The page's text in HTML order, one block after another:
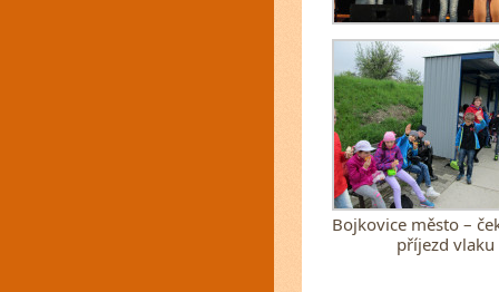
Bojkovice město –
příjezd vlaku